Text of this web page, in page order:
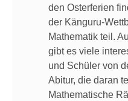
den Osterferien
der Känguru-
Mathematik teil.
gibt es viele
und Schüler von
Abitur, die daran
Mathematische